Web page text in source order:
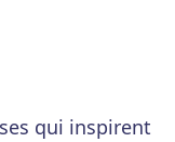
qui inspirent